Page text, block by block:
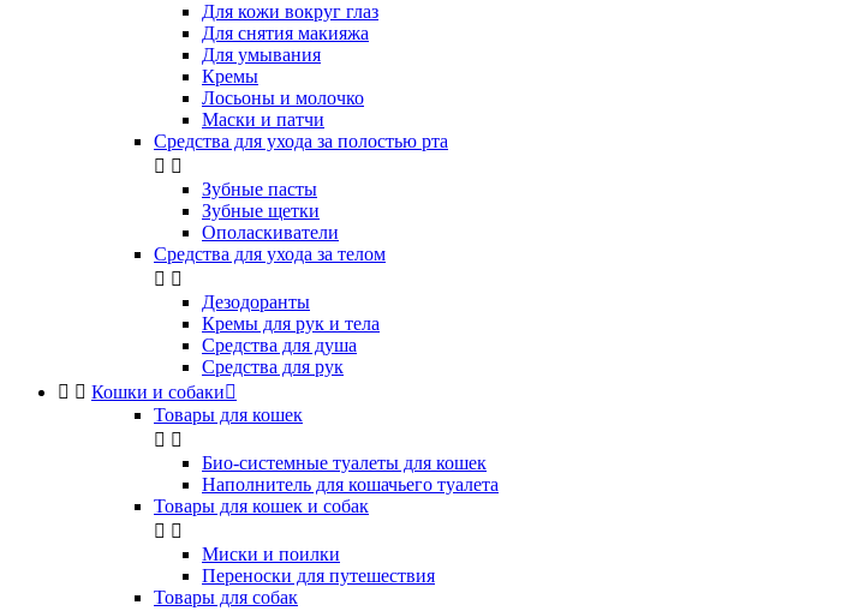
Для кожи вокруг глаз
Для снятия макияжа
Для умывания
Кремы
Лосьоны и молочко
Маски и патчи
Средства для ухода за полостью рта
 
Зубные пасты
Зубные щетки
Ополаскиватели
Средства для ухода за телом
 
Дезодоранты
Кремы для рук и тела
Средства для душа
Средства для рук
  Кошки и собаки
Товары для кошек
 
Био-системные туалеты для кошек
Наполнитель для кошачьего туалета
Товары для кошек и собак
 
Миски и поилки
Переноски для путешествия
Товары для собак